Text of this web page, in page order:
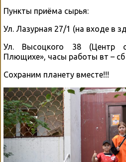
Пункты приёма сырья:
Ул. Лазурная 27/1 (на входе в
Ул. Высоцкого 38 (Центр
Плющихе», часы работы вт – сб
Сохраним планету вместе!!!